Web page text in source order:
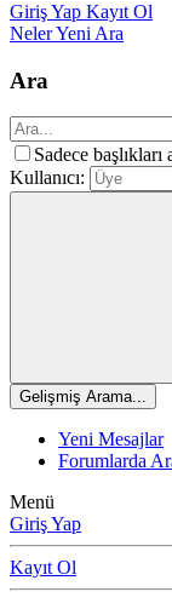
Giriş Yap Kayıt Ol
Neler Yeni Ara
Ara
Sadece başlıkları
Kullanıcı:
Gelişmiş Arama...
Yeni Mesajlar
Forumlarda
Menü
Giriş Yap
Kayıt Ol